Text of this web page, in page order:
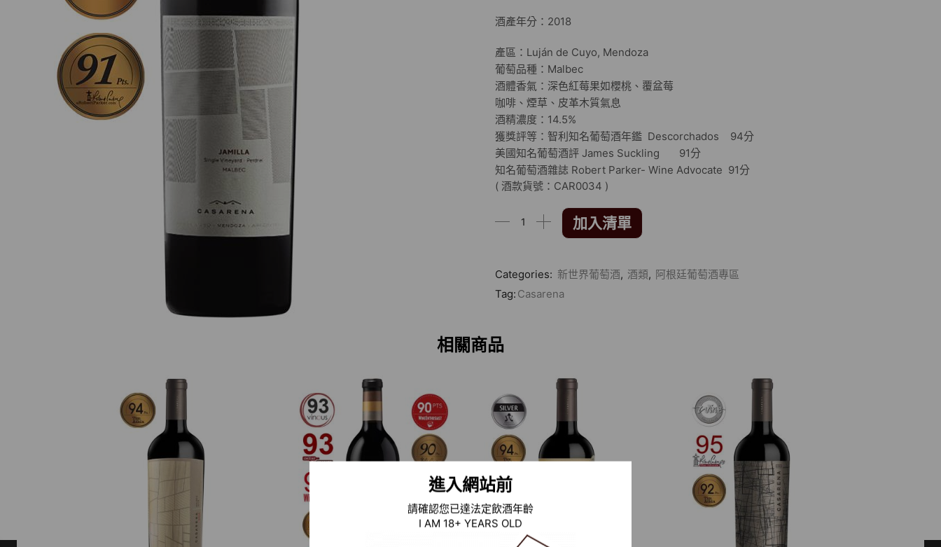
進入網站前
請確認您已達法定飲酒年齡
I AM 18+ YEARS OLD
酒產年分：2018
產區：Luján de Cuyo, Mendoza
葡萄品種：Malbec
酒體香氣：深色紅莓果如櫻桃、覆盆莓
咖啡、煙草、皮革木質氣息
酒精濃度：14.5%
獲獎評等：智利知名葡萄酒年鑑 Descorchados 94分
美國知名葡萄酒評 James Suckling 91分
知名葡萄酒雜誌 Robert Parker- Wine Advocate 91分
( 酒款貨號：CAR0034 )
加入清單
Categories: 新世界葡萄酒, 酒類, 阿根廷葡萄酒專區
Tag: Casarena
相關商品